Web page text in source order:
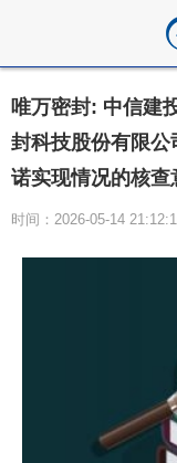
唯万密封: 中信建
封科技股份有限
诺实现情况的核查
时间：2026-05-14